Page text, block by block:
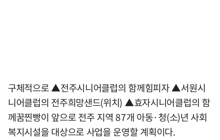
구체적으로 ▲전주시니어클럽의 함께힘피자 ▲서원시
니어클럽의 전주희망샌드(위치) ▲효자시니어클럽의 함
께꿈찐빵이 앞으로 전주 지역 87개 아동·청(소)년 사회
복지시설을 대상으로 사업을 운영할 계획이다.